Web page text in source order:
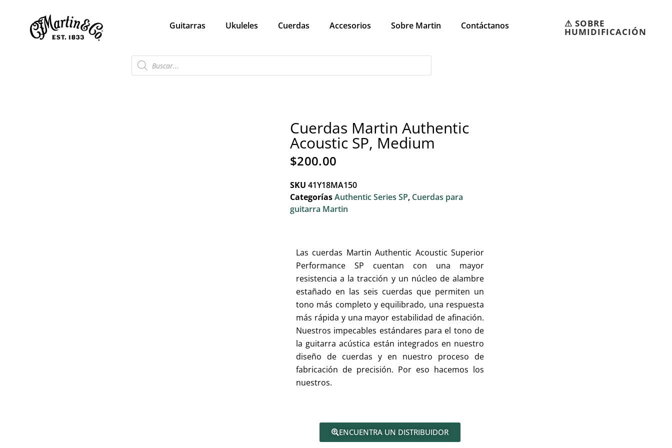
Guitarras Ukuleles Cuerdas Accesorios Sobre Martin Contáctanos ⚠︎ SOBRE
HUMIDIFICACIÓN
Cuerdas Martin Authentic
Acoustic SP, Medium
$200.00
SKU 41Y18MA150
CategoríasAuthentic Series SP, Cuerdas para
guitarra Martin
Las cuerdas Martin Authentic Acoustic Superior
Performance SP cuentan con una mayor
resistencia a la tracción y un núcleo de alambre
estañado en las seis cuerdas que permiten un
tono más completo y equilibrado, una respuesta
más rápida y una mayor estabilidad de afinación.
Nuestros impecables estándares para el tono de
la guitarra acústica están integrados en nuestro
diseño de cuerdas y en nuestro proceso de
fabricación de precisión. Por eso hacemos los
nuestros.
ENCUENTRA UN DISTRIBUIDOR